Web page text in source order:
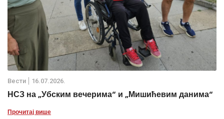
Вести 16.07.2026.
НСЗ на „Убским вечерима“ и „Мишићевим данима“
Прочитај више